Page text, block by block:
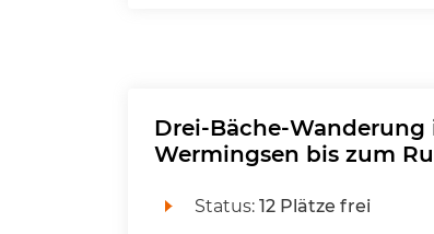
Drei-Bäche-
Wermingsen bis zum
Status: 12 Plätze frei